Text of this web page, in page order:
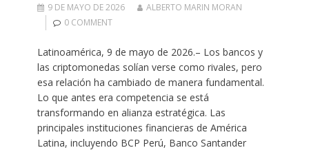
9 DE MAYO DE 2026
ALBERTO MARIN MORAN
0 COMMENT
Latinoamérica, 9 de mayo de 2026.– Los bancos y
las criptomonedas solían verse como rivales, pero
esa relación ha cambiado de manera fundamental.
Lo que antes era competencia se está
transformando en alianza estratégica. Las
principales instituciones financieras de América
Latina, incluyendo BCP Perú, Banco Santander